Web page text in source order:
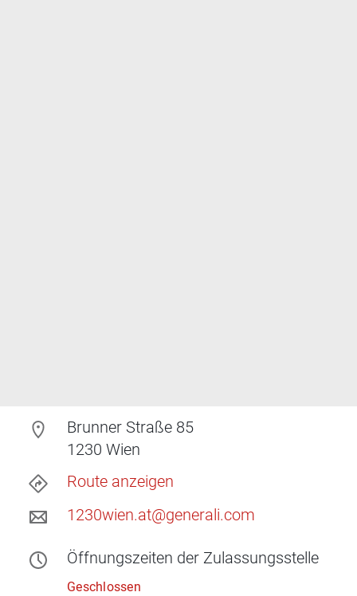
Brunner Straße 85
1230 Wien
Route anzeigen
1230wien.at@generali.com
Öffnungszeiten der Zulassungsstelle
Geschlossen